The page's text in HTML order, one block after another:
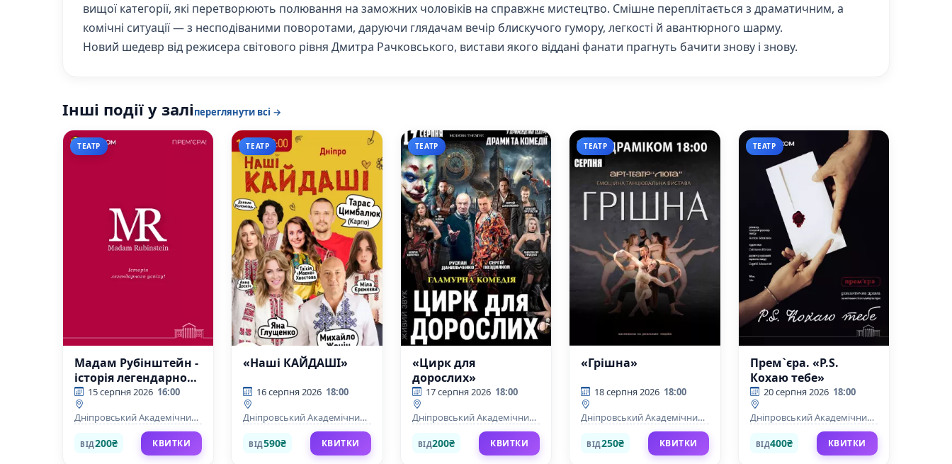
вищої категорії, які перетворюють полювання на заможних чоловіків на справжнє мистецтво. Смішне переплітається з драматичним, а
комічні ситуації — з несподіваними поворотами, даруючи глядачам вечір блискучого гумору, легкості й авантюрного шарму.
Новий шедевр від режисера світового рівня Дмитра Рачковського, вистави якого віддані фанати прагнуть бачити знову і знову.
Інші події у заліпереглянути всі →
ТЕАТР
Мадам Рубінштейн -
історія легендарного
успіху на 2 дії.
15 серпня 2026 16:00
Дніпровський Академічний
Театр драми та комедії
ВІД200₴ КВИТКИ
ТЕАТР
«Наші КАЙДАШІ»
16 серпня 2026 18:00
Дніпровський Академічний
Театр драми та комедії
ВІД590₴ КВИТКИ
ТЕАТР
«Цирк для
дорослих»
17 серпня 2026 18:00
Дніпровський Академічний
Театр драми та комедії
ВІД200₴ КВИТКИ
ТЕАТР
«Грішна»
18 серпня 2026 18:00
Дніпровський Академічний
Театр драми та комедії
ВІД250₴ КВИТКИ
ТЕАТР
Прем`єра. «P.S.
Кохаю тебе»
20 серпня 2026 18:00
Дніпровський Академічний
Театр драми та комедії
ВІД400₴ КВИТКИ